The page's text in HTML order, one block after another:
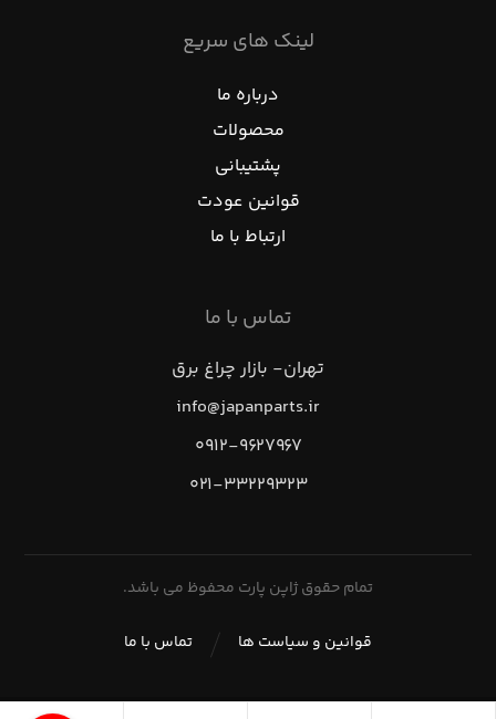
لینک های سریع
درباره ما
محصولات
پشتیبانی
قوانین عودت
ارتباط با ما
تماس با ما
تهران- بازار چراغ برق
info@japanparts.ir
۰۹۱۲-۹۶۲۷۹۶۷
۰۲۱-۳۳۲۲۹۳۲۳
تمام حقوق ژاپن پارت محفوظ می باشد.
تماس با ما قوانین و سیاست ها